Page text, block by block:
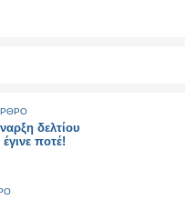
δελτίου
ποτέ!